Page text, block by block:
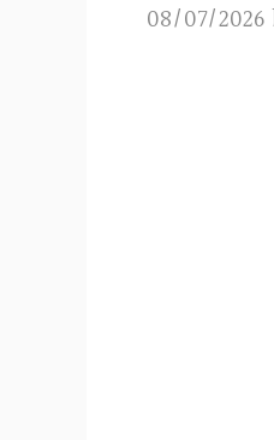
08/07/2026